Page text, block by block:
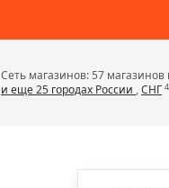
Сеть магазинов: 57 магазинов
и еще 25 городах России ,СНГ 4